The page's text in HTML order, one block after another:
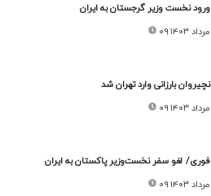
ورود نخست وزیر گرجستان به ایران
۰۹ مرداد ۱۴۰۳
نچیروان بارزانی وارد تهران شد
۰۹ مرداد ۱۴۰۳
فوری/ لغو سفر نخست‌وزیر پاکستان به ایران
۰۹ مرداد ۱۴۰۳